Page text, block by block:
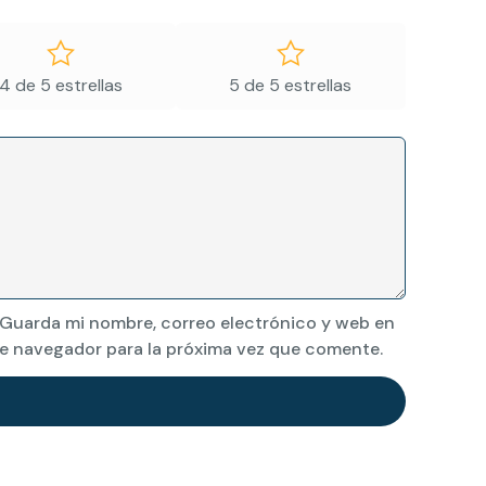
4 de 5 estrellas 5 de 5 estrellas
Guarda mi nombre, correo electrónico y web en
navegador para la próxima vez que comente.